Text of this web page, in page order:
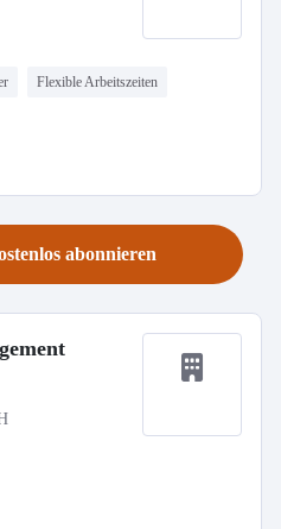
Flexible Arbeitszeiten
abonnieren